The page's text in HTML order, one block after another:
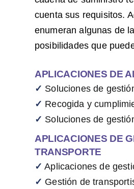
cuenta sus requisitos.
enumeran algunas de
posibilidades que
APLICACIONES DE
✓ Soluciones de
✓ Recogida y
✓ Soluciones de
APLICACIONES DE
TRANSPORTE
✓ Aplicaciones de
✓ Gestión de